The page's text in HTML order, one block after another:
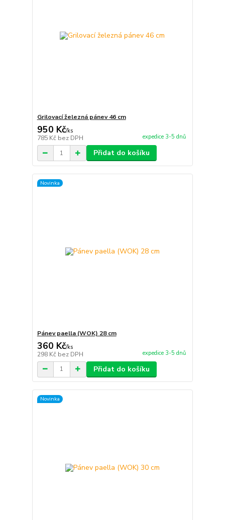
Grilovací železná pánev 46 cm
950 Kč/ks
785 Kč bez DPH expedice 3-5 dnů
Přidat do košíku
Novinka
Pánev paella (WOK) 28 cm
360 Kč/ks
298 Kč bez DPH expedice 3-5 dnů
Přidat do košíku
Novinka